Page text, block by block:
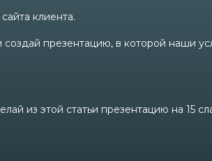
клиента.
презентацию, в которой наши
из этой статьи презентацию на 15